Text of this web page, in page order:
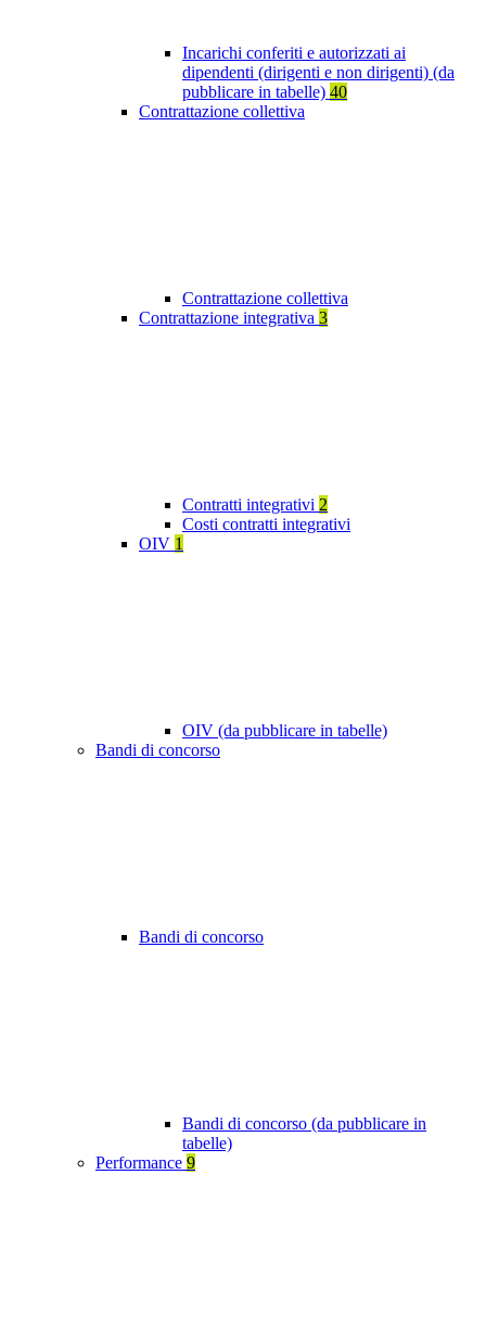
Incarichi conferiti e autorizzati ai
dipendenti (dirigenti e non dirigenti) (da
pubblicare in tabelle) 40
Contrattazione collettiva
Contrattazione collettiva
Contrattazione integrativa 3
Contratti integrativi 2
Costi contratti integrativi
OIV 1
OIV (da pubblicare in tabelle)
Bandi di concorso
Bandi di concorso
Bandi di concorso (da pubblicare in
tabelle)
Performance 9